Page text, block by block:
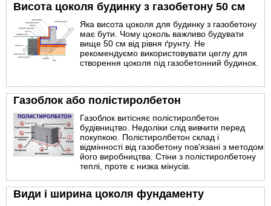
Висота цоколя будинку з газобетону 50 см
Яка висота цоколя для будинку з газобетону
має бути. Чому цоколь важливо будувати
вище 50 см від рівня ґрунту. Не
рекомендуємо використовувати цеглу для
створення цоколя під газобетонний будинок.
Газоблок або полістиролбетон
Газоблок витісняє полістиролбетон
будівництво. Недоліки слід вивчити перед
покупкою. Полістиролбетон склад і
відмінності від газобетону пов'язані з методом
його виробництва. Стіни з полістиролбетону
теплі, проте є низка мінусів.
Види і ширина цоколя фундаменту